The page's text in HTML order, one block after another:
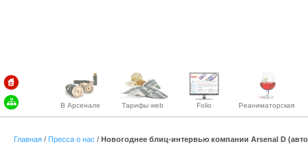
В Арсенале Тарифы web Folio Реаниматорская
Главная / Пресса о нас / Новогоднее блиц-интервью компании Arsenal D